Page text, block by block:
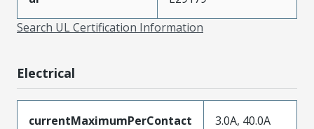
Search UL Certification Information
Electrical
currentMaximumPerContact 3.0A, 40.0A